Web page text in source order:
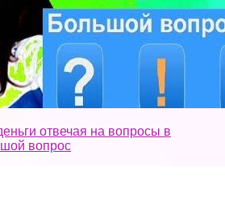
отвечая на вопросы в
вопрос